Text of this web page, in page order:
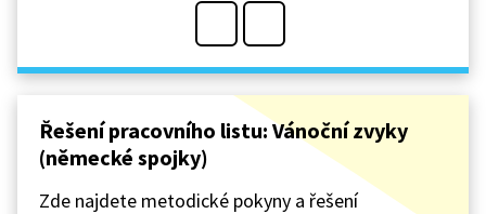
Řešení pracovního listu: Vánoční zvyky
(německé spojky)
Zde najdete metodické pokyny a řešení